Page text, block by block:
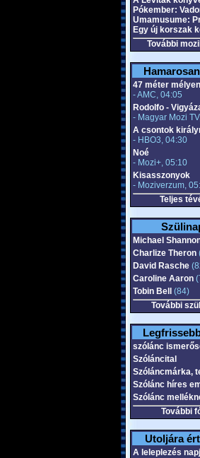
Pókember:
Umamusume:
Egy új korszak
További
47 méter mélyen
- AMC, 04:05
Rodolfo -
- Magyar Mozi
A csontok
- HBO3, 04:30
Noé
- Mozi+, 05:10
Kisasszonyok
- Moziverzum,
Teljes
Michael
Charlize Theron
David Rasche
Caroline Aaron
Tobin Bell
(84)
További
szólánc
Szóláncital
Szóláncmárka,
Szólánc híres
Szólánc
További
Utoljára
A leleplezés